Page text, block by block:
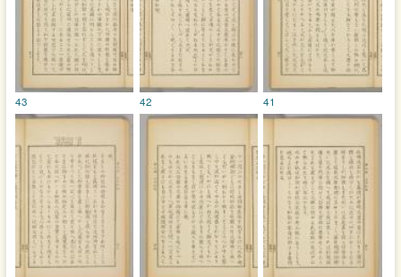
41
42
43